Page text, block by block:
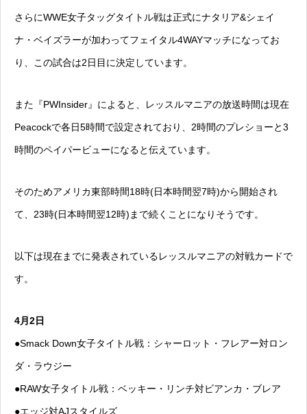
さらにWWE女子タッグタイトル戦は正式にナタリア&シェイ
ナ・ベイズラーが加わってフェイタル4WAYマッチになってお
り、この試合は2日目に決定しています。
また『PWInsider』によると、レッスルマニアの放送時間は現在
Peacockで各日5時間で設定されており、2時間のプレショーと3
時間のペイパービューになると伝えています。
そのためアメリカ東部時間18時(日本時間翌7時)から開始され
て、23時(日本時間翌12時)まで続くことになりそうです。
以下は現在までに発表されているレッスルマニアの対戦カードで
す。
4月2日
●Smack Down女子タイトル戦：シャーロット・フレアー対ロン
ダ・ラウジー
●RAW女子タイトル戦：ベッキー・リンチ対ビアンカ・ブレア
●エッジ対AJスタイルズ